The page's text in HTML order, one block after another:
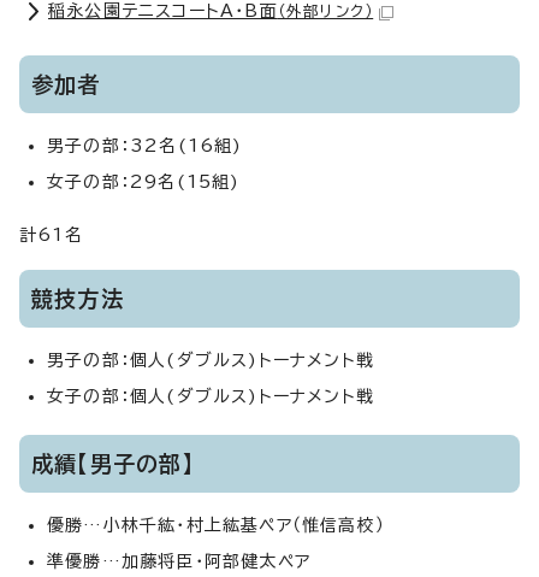
稲永公園テニスコートA・B面 （外部リンク）
参加者
男子の部：32名(16組)
女子の部：29名(15組)
計61名
競技方法
男子の部：個人(ダブルス)トーナメント戦
女子の部：個人(ダブルス)トーナメント戦
成績【男子の部】
優勝…小林千紘・村上紘基ペア（惟信高校）
準優勝…加藤将臣・阿部健太ペア